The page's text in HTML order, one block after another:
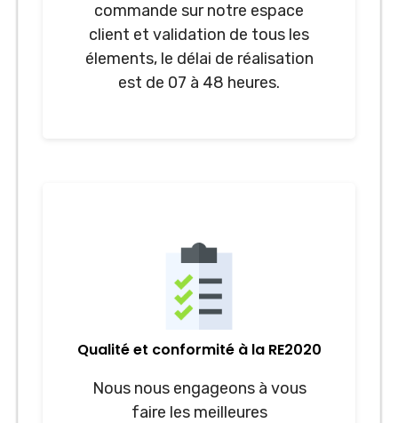
commande sur notre espace
client et validation de tous les
élements, le délai de réalisation
est de 07 à 48 heures.
Qualité et conformité à la RE2020
Nous nous engageons à vous
faire les meilleures